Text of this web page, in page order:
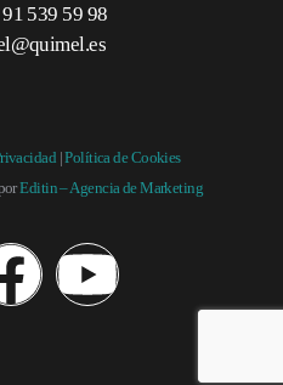
539 59 98
|Política de Cookies
Editin – Agencia de Marketing